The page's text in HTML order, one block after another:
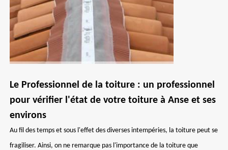
Le Professionnel de la toiture : un professionnel
pour vérifier l'état de votre toiture à Anse et ses
environs
Au fil des temps et sous l'effet des diverses intempéries, la toiture peut se
fragiliser. Ainsi, on ne remarque pas l'importance de la toiture que